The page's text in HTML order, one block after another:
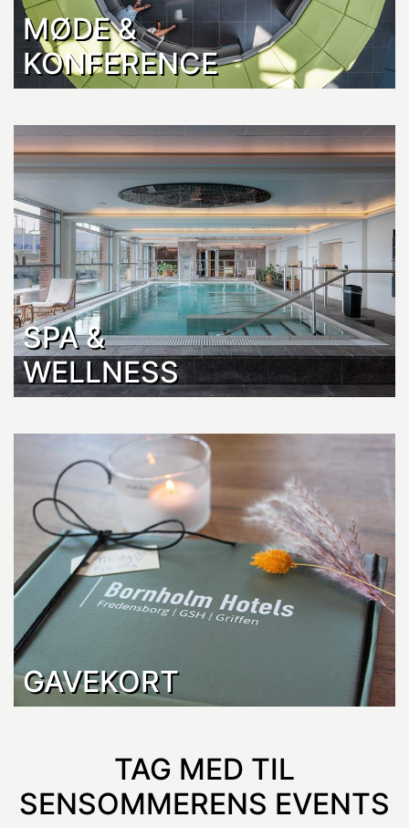
MØDE &
KONFERENCE
SPA &
WELLNESS
GAVEKORT
TAG MED TIL
SENSOMMERENS EVENTS